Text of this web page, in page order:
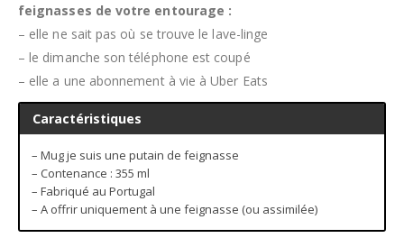
feignasses de votre entourage :
– elle ne sait pas où se trouve le lave-linge
– le dimanche son téléphone est coupé
– elle a une abonnement à vie à Uber Eats
Caractéristiques
– Mug je suis une putain de feignasse
– Contenance : 355 ml
– Fabriqué au Portugal
– A offrir uniquement à une feignasse (ou assimilée)